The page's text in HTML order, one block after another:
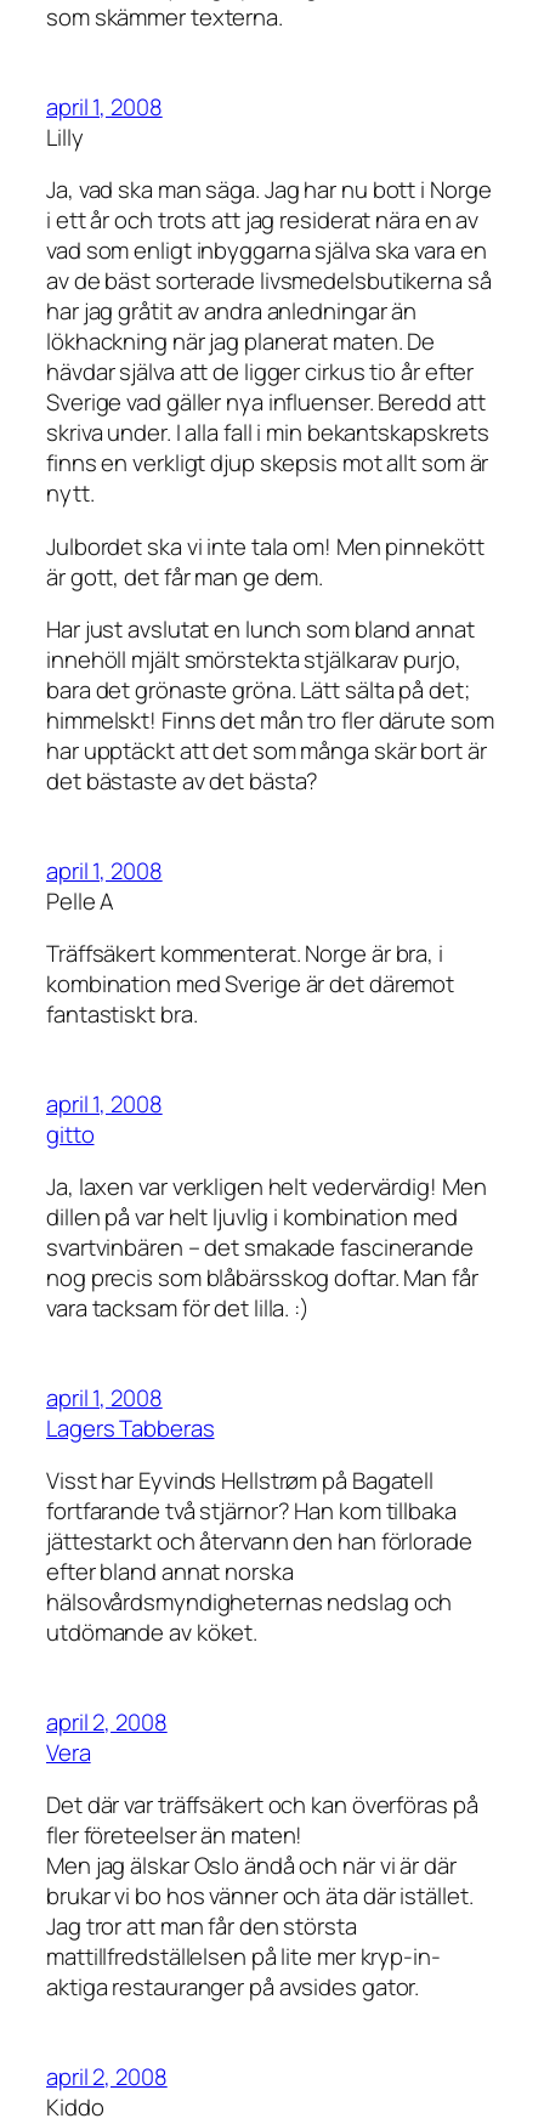
som skämmer texterna.
april 1, 2008
Lilly
Ja, vad ska man säga. Jag har nu bott i Norge
i ett år och trots att jag residerat nära en av
vad som enligt inbyggarna själva ska vara en
av de bäst sorterade livsmedelsbutikerna så
har jag gråtit av andra anledningar än
lökhackning när jag planerat maten. De
hävdar själva att de ligger cirkus tio år efter
Sverige vad gäller nya influenser. Beredd att
skriva under. I alla fall i min bekantskapskrets
finns en verkligt djup skepsis mot allt som är
nytt.
Julbordet ska vi inte tala om! Men pinnekött
är gott, det får man ge dem.
Har just avslutat en lunch som bland annat
innehöll mjält smörstekta stjälkarav purjo,
bara det grönaste gröna. Lätt sälta på det;
himmelskt! Finns det mån tro fler därute som
har upptäckt att det som många skär bort är
det bästaste av det bästa?
april 1, 2008
Pelle A
Träffsäkert kommenterat. Norge är bra, i
kombination med Sverige är det däremot
fantastiskt bra.
april 1, 2008
gitto
Ja, laxen var verkligen helt vedervärdig! Men
dillen på var helt ljuvlig i kombination med
svartvinbären – det smakade fascinerande
nog precis som blåbärsskog doftar. Man får
vara tacksam för det lilla. :)
april 1, 2008
Lagers Tabberas
Visst har Eyvinds Hellstrøm på Bagatell
fortfarande två stjärnor? Han kom tillbaka
jättestarkt och återvann den han förlorade
efter bland annat norska
hälsovårdsmyndigheternas nedslag och
utdömande av köket.
april 2, 2008
Vera
Det där var träffsäkert och kan överföras på
fler företeelser än maten!
Men jag älskar Oslo ändå och när vi är där
brukar vi bo hos vänner och äta där istället.
Jag tror att man får den största
mattillfredställelsen på lite mer kryp-in-
aktiga restauranger på avsides gator.
april 2, 2008
Kiddo